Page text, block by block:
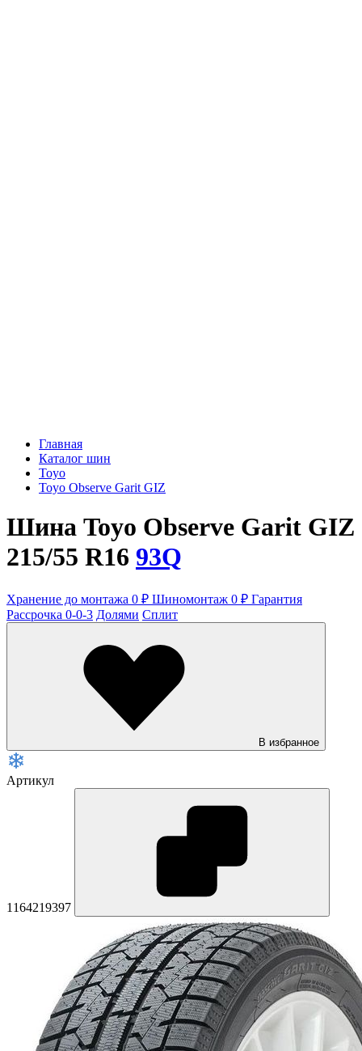
Главная
Каталог шин
Toyo
Toyo Observe Garit GIZ
Шина Toyo Observe Garit GIZ
215/55 R16 93Q
Хранение до монтажа 0 ₽ Шиномонтаж 0 ₽ Гарантия
Рассрочка 0-0-3 Долями Сплит
В избранное
Артикул
1164219397